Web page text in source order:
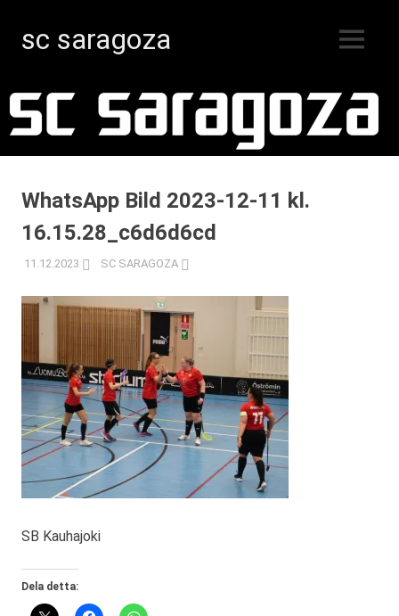
innehåll
sc saragoza
Kristinestad
sedan
MENY
WhatsApp Bild 2023-12-11 kl.
16.15.28_c6d6d6cd
11.12.2023 SC SARAGOZA
SB Kauhajoki
Dela detta: